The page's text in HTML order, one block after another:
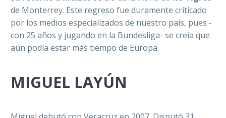
de Monterrey. Este regreso fue duramente criticado
por los medios especializados de nuestro país, pues -
con 25 años y jugando en la Bundesliga- se creía que
aún podía estar más tiempo de Europa.
MIGUEL LAYÚN